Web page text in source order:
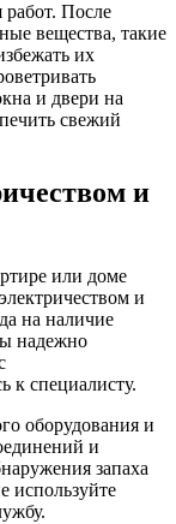
После
вещества, такие
их
и двери на
свежий
и
или доме
и
на наличие
надежно
к специалисту.
оборудования и
и
запаха
используйте